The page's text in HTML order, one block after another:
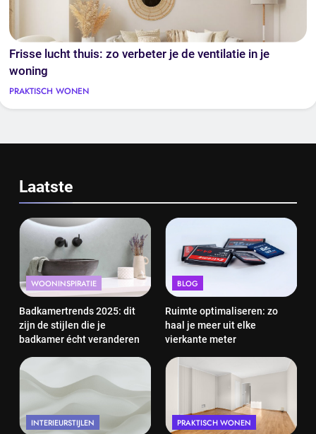
Frisse lucht thuis: zo verbeter je de ventilatie in je
woning
PRAKTISCH WONEN
Laatste
WOONINSPIRATIE
Badkamertrends 2025: dit
zijn de stijlen die je
badkamer écht veranderen
BLOG
Ruimte optimaliseren: zo
haal je meer uit elke
vierkante meter
INTERIEURSTIJLEN PRAKTISCH WONEN